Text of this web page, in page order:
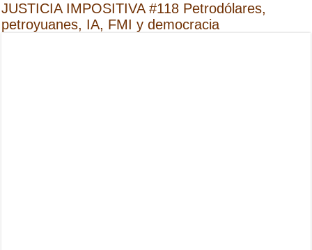
JUSTICIA IMPOSITIVA #118 Petrodólares,
petroyuanes, IA, FMI y democracia